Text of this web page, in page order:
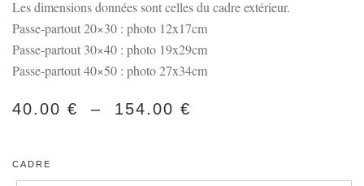
Les dimensions données sont celles du cadre extérieur.
Passe-partout 20×30 : photo 12x17cm
Passe-partout 30×40 : photo 19x29cm
Passe-partout 40×50 : photo 27x34cm
40.00 € – 154.00 €
40.00 €
CADRE